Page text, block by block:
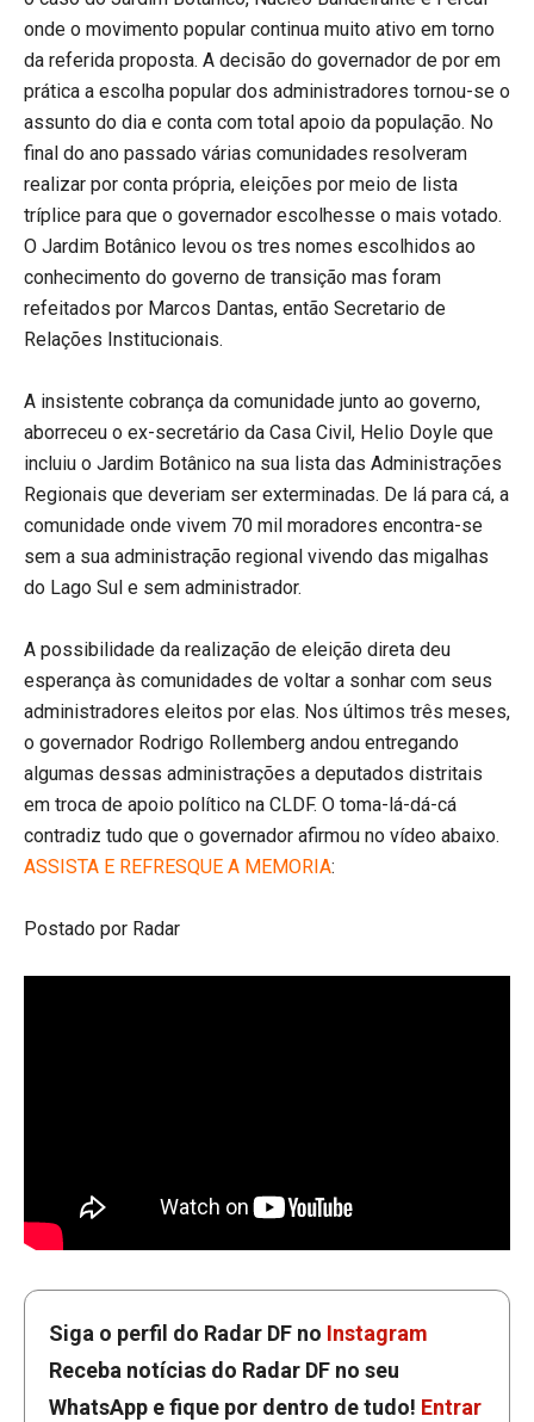
onde o movimento popular continua muito ativo em torno
da referida proposta. A decisão do governador de por em
prática a escolha popular dos administradores tornou-se o
assunto do dia e conta com total apoio da população. No
final do ano passado várias comunidades resolveram
realizar por conta própria, eleições por meio de lista
tríplice para que o governador escolhesse o mais votado.
O Jardim Botânico levou os tres nomes escolhidos ao
conhecimento do governo de transição mas foram
refeitados por Marcos Dantas, então Secretario de
Relações Institucionais.
A insistente cobrança da comunidade junto ao governo,
aborreceu o ex-secretário da Casa Civil, Helio Doyle que
incluiu o Jardim Botânico na sua lista das Administrações
Regionais que deveriam ser exterminadas. De lá para cá, a
comunidade onde vivem 70 mil moradores encontra-se
sem a sua administração regional vivendo das migalhas
do Lago Sul e sem administrador.
A possibilidade da realização de eleição direta deu
esperança às comunidades de voltar a sonhar com seus
administradores eleitos por elas. Nos últimos três meses,
o governador Rodrigo Rollemberg andou entregando
algumas dessas administrações a deputados distritais
em troca de apoio político na CLDF. O toma-lá-dá-cá
contradiz tudo que o governador afirmou no vídeo abaixo.
ASSISTA E REFRESQUE A MEMORIA:
Postado por Radar
Siga o perfil do Radar DF no Instagram
Receba notícias do Radar DF no seu
WhatsApp e fique por dentro de tudo! Entrar